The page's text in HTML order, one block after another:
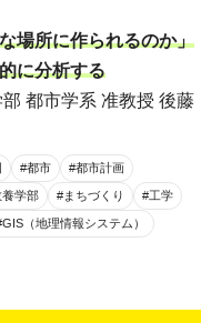
場所に作られるのか」
に分析する
都市学系 准教授 後藤
#都市 #都市計画
学部 #まちづくり #工学
（地理情報システム）